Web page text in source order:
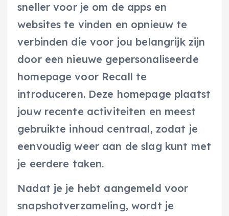
sneller voor je om de apps en
websites te vinden en opnieuw te
verbinden die voor jou belangrijk zijn
door een nieuwe gepersonaliseerde
homepage voor Recall te
introduceren. Deze homepage plaatst
jouw recente activiteiten en meest
gebruikte inhoud centraal, zodat je
eenvoudig weer aan de slag kunt met
je eerdere taken.
Nadat je je hebt aangemeld voor
snapshotverzameling, wordt je